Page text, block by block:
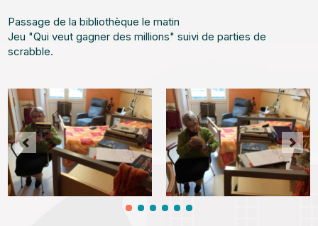
Passage de la bibliothèque le matin
Jeu "Qui veut gagner des millions" suivi de parties de
scrabble.